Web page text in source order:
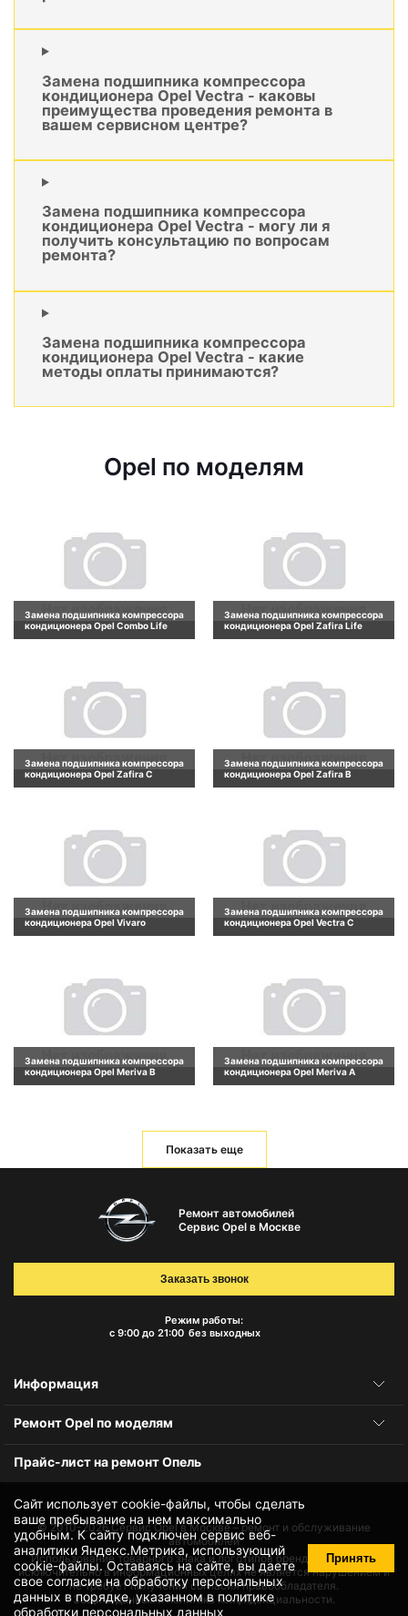
Замена подшипника компрессора
кондиционера Opel Vectra - каковы
преимущества проведения ремонта в
вашем сервисном центре?
Замена подшипника компрессора
кондиционера Opel Vectra - могу ли я
получить консультацию по вопросам
ремонта?
Замена подшипника компрессора
кондиционера Opel Vectra - какие
методы оплаты принимаются?
Opel по моделям
Замена подшипника компрессора
кондиционера Opel Combo Life
Замена подшипника компрессора
кондиционера Opel Zafira Life
Замена подшипника компрессора
кондиционера Opel Zafira C
Замена подшипника компрессора
кондиционера Opel Zafira B
Замена подшипника компрессора
кондиционера Opel Vivaro
Замена подшипника компрессора
кондиционера Opel Vectra C
Замена подшипника компрессора
кондиционера Opel Meriva B
Замена подшипника компрессора
кондиционера Opel Meriva A
Показать еще
Сайт использует cookie-файлы, чтобы сделать
ваше пребывание на нем максимально
удобным. К cайту подключен сервис веб-
аналитики Яндекс.Метрика, использующий
cookie-файлы. Оставаясь на сайте, вы даете
своесогласие на обработку персональных
данных в порядке, указанном в политике
обработки персональных данных
Принять
Ремонт автомобилей
Сервис Opel в Москве
Режим работы:
с 9:00 до 21:00 без выходных
Заказать звонок
Информация
Ремонт Opel по моделям
Прайс-лист на ремонт Опель
© 2010-2026Сервис Opel в Москве – ремонт и обслуживание
автомобилей
Использование товарного знака и логотипов бренда происходит
исключительно в информационных целях не является нарушением и
не требует получения согласия правообладателя.
Защита данных и политика конфиденциальности.